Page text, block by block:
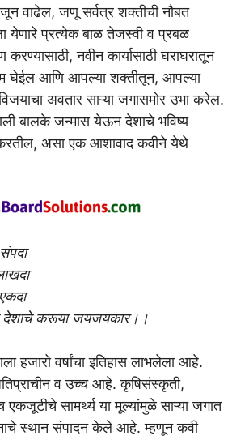
वाढेल, जणू सर्वत्र शक्तीची नौबत
येणारे प्रत्येक बाळ तेजस्वी व प्रबळ
नवीन कार्यासाठी घराघरातून
घेईल आणि आपल्या शक्तीतून, आपल्या
अवतार साऱ्या जगासमोर उभा करेल.
बालके जन्मास येऊन देशाचे भविष्य
असा एक आशावाद कवीने येथे
देशाचे करूया जयजयकार।।
हजारो वर्षांचा इतिहास लाभलेला आहे.
व उच्च आहे. कृषिसंस्कृती,
एकजूटीचे सामर्थ्य या मूल्यांमुळे साऱ्या जगात
स्थान संपादन केले आहे. म्हणून कवी